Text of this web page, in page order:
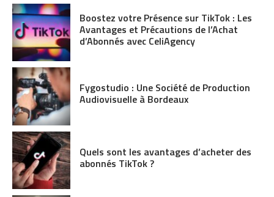
Boostez votre Présence sur TikTok : Les
Avantages et Précautions de l’Achat
d’Abonnés avec CeliAgency
Fygostudio : Une Société de Production
Audiovisuelle à Bordeaux
Quels sont les avantages d’acheter des
abonnés TikTok ?